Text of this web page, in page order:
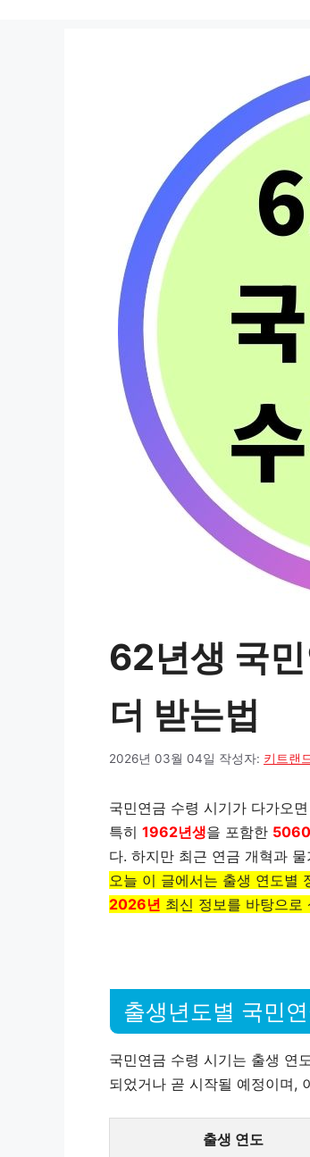
62년생 국
더 받는법
2026년 03월 04일 작성자: 키트랜
국민연금 수령 시기가 다가오
특히 1962년생을 포함한 5060
다. 하지만 최근 연금 개혁과
오늘 이 글에서는 출생 연도별
2026년 최신 정보를 바탕으로
출생년도별 국민
국민연금 수령 시기는 출생 연
되었거나 곧 시작될 예정이며,
출생 연도